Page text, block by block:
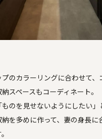
プのカラーリングに合わせて
スペースもコーディネート。
のを見せないようにしたい
を多めに作って、妻の身長